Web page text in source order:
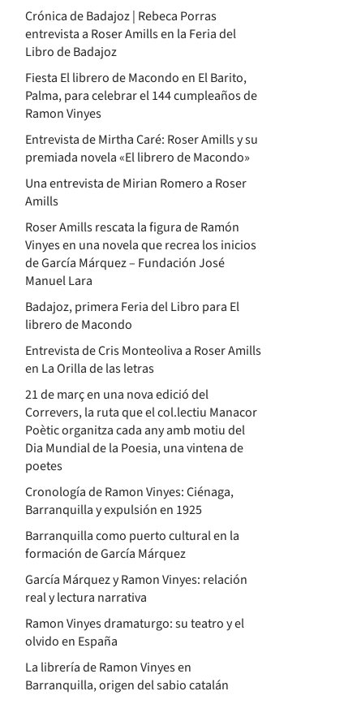
Crónica de Badajoz | Rebeca Porras
entrevista a Roser Amills en la Feria del
Libro de Badajoz
Fiesta El librero de Macondo en El Barito,
Palma, para celebrar el 144 cumpleaños de
Ramon Vinyes
Entrevista de Mirtha Caré: Roser Amills y su
premiada novela «El librero de Macondo»
Una entrevista de Mirian Romero a Roser
Amills
Roser Amills rescata la figura de Ramón
Vinyes en una novela que recrea los inicios
de García Márquez – Fundación José
Manuel Lara
Badajoz, primera Feria del Libro para El
librero de Macondo
Entrevista de Cris Monteoliva a Roser Amills
en La Orilla de las letras
21 de març en una nova edició del
Correvers, la ruta que el col.lectiu Manacor
Poètic organitza cada any amb motiu del
Dia Mundial de la Poesia, una vintena de
poetes
Cronología de Ramon Vinyes: Ciénaga,
Barranquilla y expulsión en 1925
Barranquilla como puerto cultural en la
formación de García Márquez
García Márquez y Ramon Vinyes: relación
real y lectura narrativa
Ramon Vinyes dramaturgo: su teatro y el
olvido en España
La librería de Ramon Vinyes en
Barranquilla, origen del sabio catalán